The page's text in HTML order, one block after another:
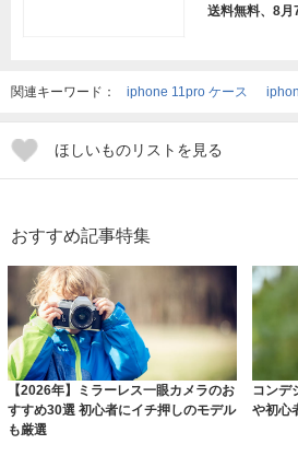
送料無料、8月
関連キーワード： iphone 11pro ケース
ほしいものリストを見る
おすすめ記事特集
【2026年】ミラーレス一眼カメラのお
すすめ30選 初心者にイチ押しのモデル
も厳選
コンデ
や初心